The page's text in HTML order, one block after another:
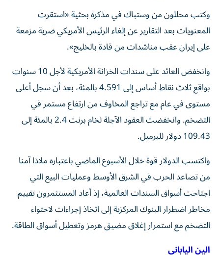
وكتب محللون من وستباك في مذكرة بحثية «استقرت
المعنويات بعد التقارير عن إلغاء الرئيس الأمريكي ضربة مزمعة
على إيران ‌عقب مناشدات من قادة بالخليج».
وانخفض العائد على سندات الخزانة الأمريكية لأجل 10 سنوات
⁠بواقع ثلاث نقاط أساس إلى 4.591 بالمئة، بعد أن سجل أعلى
مستوى في عام مع تراجع المخاوف من ارتفاع مستمر في
التضخم. وانخفضت العقود الآجلة لخام برنت 2.4 بالمئة إلى
109.43 دولار للبرميل.
واكتسب الدولار قوة خلال الأسبوع الماضي باعتباره ملاذا آمنا
من تصاعد الحرب في الشرق الأوسط وعمليات البيع التي
اجتاحت أسواق السندات العالمية، إذ أعاد المستثمرون تقييم ​
مخاطر اضطرار البنوك المركزية إلى اتخاذ إجراءات لاحتواء
التضخم مع استمرار إغلاق ‌مضيق هرمز وتعطيل أسواق الطاقة.
الين الياباني